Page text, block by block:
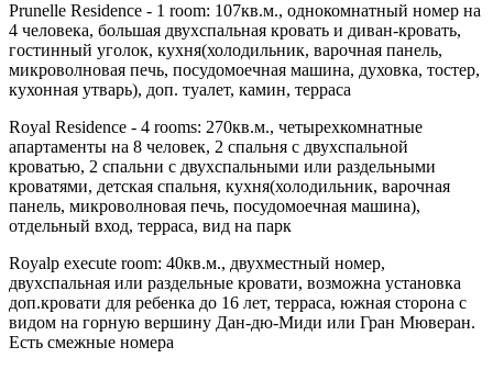
Prunelle Residence - 1 room: 107кв.м., однокомнатный номер на
4 человека, большая двухспальная кровать и диван-кровать,
гостинный уголок, кухня(холодильник, варочная панель,
микроволновая печь, посудомоечная машина, духовка, тостер,
кухонная утварь), доп. туалет, камин, терраса
Royal Residence - 4 rooms: 270кв.м., четырехкомнатные
апартаменты на 8 человек, 2 спальня с двухспальной
кроватью, 2 спальни с двухспальными или раздельными
кроватями, детская спальня, кухня(холодильник, варочная
панель, микроволновая печь, посудомоечная машина),
отдельный вход, терраса, вид на парк
Royalp execute room: 40кв.м., двухместный номер,
двухспальная или раздельные кровати, возможна установка
доп.кровати для ребенка до 16 лет, терраса, южная сторона с
видом на горную вершину Дан-дю-Миди или Гран Мюверан.
Есть смежные номера